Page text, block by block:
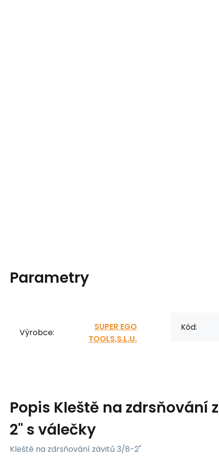
Parametry
Výrobce:
SUPER EGO
TOOLS,S.L.U.
Kód:
Popis Kleště na zdrsňování
2" s válečky
Kleště na zdrsňování závitů 3/8-2"